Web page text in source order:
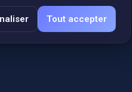
Tout accepter